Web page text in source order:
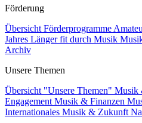
Förderung
Übersicht Förderprogramme
Jahres Länger fit durch Musik
Archiv
Unsere Themen
Übersicht "Unsere Themen" Musik
Engagement Musik & Finanzen
Internationales Musik & Zukunft